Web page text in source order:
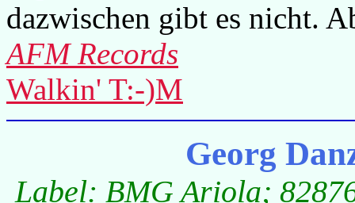
dazwischen gibt es nicht.
AFM Records
Walkin' T:-)M
Georg
Label: BMG Ariola;